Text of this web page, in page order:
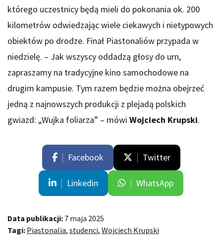
którego uczestnicy będą mieli do pokonania ok. 200
kilometrów odwiedzając wiele ciekawych i nietypowych
obiektów po drodze. Finał Piastonaliów przypada w
niedzielę. – Jak wszyscy oddadzą głosy do urn,
zapraszamy na tradycyjne kino samochodowe na
drugim kampusie. Tym razem będzie można obejrzeć
jedną z najnowszych produkcji z plejadą polskich
gwiazd: „Wujka foliarza” – mówi Wojciech Krupski.
Facebook Twitter
Linkedin WhatsApp
Data publikacji: 7 maja 2025
Tagi: Piastonalia, studenci, Wojciech Krupski